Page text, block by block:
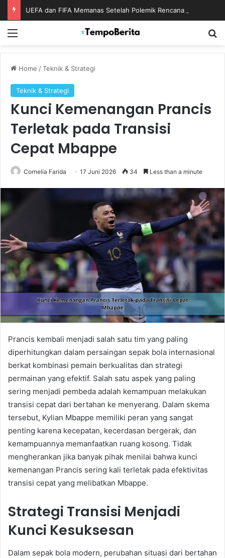
Home /Teknik & Strategi
Teknik & Strategi
Kunci Kemenangan Prancis
Terletak pada Transisi
Cepat Mbappe
Cornelia Farida 17 Juni 2026 34 Less than a minute
Prancis kembali menjadi salah satu tim yang paling
diperhitungkan dalam persaingan sepak bola internasional
berkat kombinasi pemain berkualitas dan strategi
permainan yang efektif. Salah satu aspek yang paling
sering menjadi pembeda adalah kemampuan melakukan
transisi cepat dari bertahan ke menyerang. Dalam skema
tersebut, Kylian Mbappe memiliki peran yang sangat
penting karena kecepatan, kecerdasan bergerak, dan
kemampuannya memanfaatkan ruang kosong. Tidak
mengherankan jika banyak pihak menilai bahwa kunci
kemenangan Prancis sering kali terletak pada efektivitas
transisi cepat yang melibatkan Mbappe.
Strategi Transisi Menjadi
Kunci Kesuksesan
Dalam sepak bola modern, perubahan situasi dari bertahan